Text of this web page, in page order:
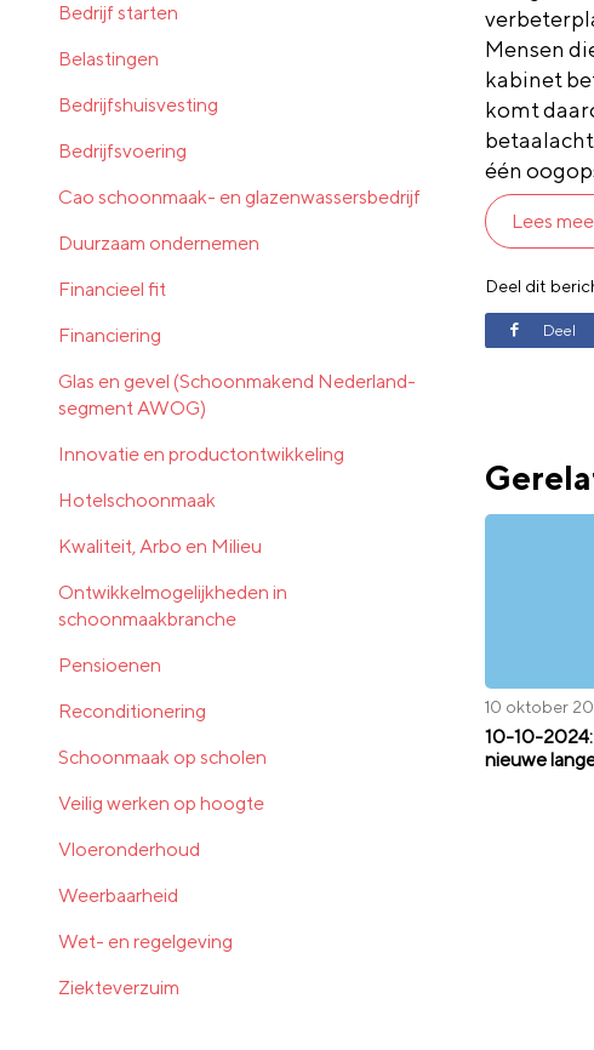
Mensen
kabinet
komt
één
Lees
Deel dit
Deel
10 oktober
10-10-
nieuwe
Bedrijf starten
Belastingen
Bedrijfshuisvesting
Bedrijfsvoering
Cao schoonmaak- en glazenwassersbedrijf
Duurzaam ondernemen
Financieel fit
Financiering
Glas en gevel (Schoonmakend Nederland-
segment AWOG)
Innovatie en productontwikkeling
Hotelschoonmaak
Kwaliteit, Arbo en Milieu
Ontwikkelmogelijkheden in
schoonmaakbranche
Pensioenen
Reconditionering
Schoonmaak op scholen
Veilig werken op hoogte
Vloeronderhoud
Weerbaarheid
Wet- en regelgeving
Ziekteverzuim